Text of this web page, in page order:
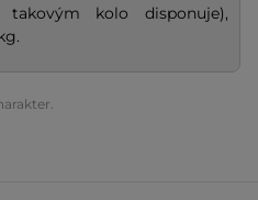
kolo disponuje),